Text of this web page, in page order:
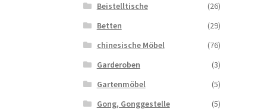
Beistelltische
(26)
Betten
(29)
chinesische Möbel
(76)
Garderoben
(3)
Gartenmöbel
(5)
Gong, Gonggestelle
(5)